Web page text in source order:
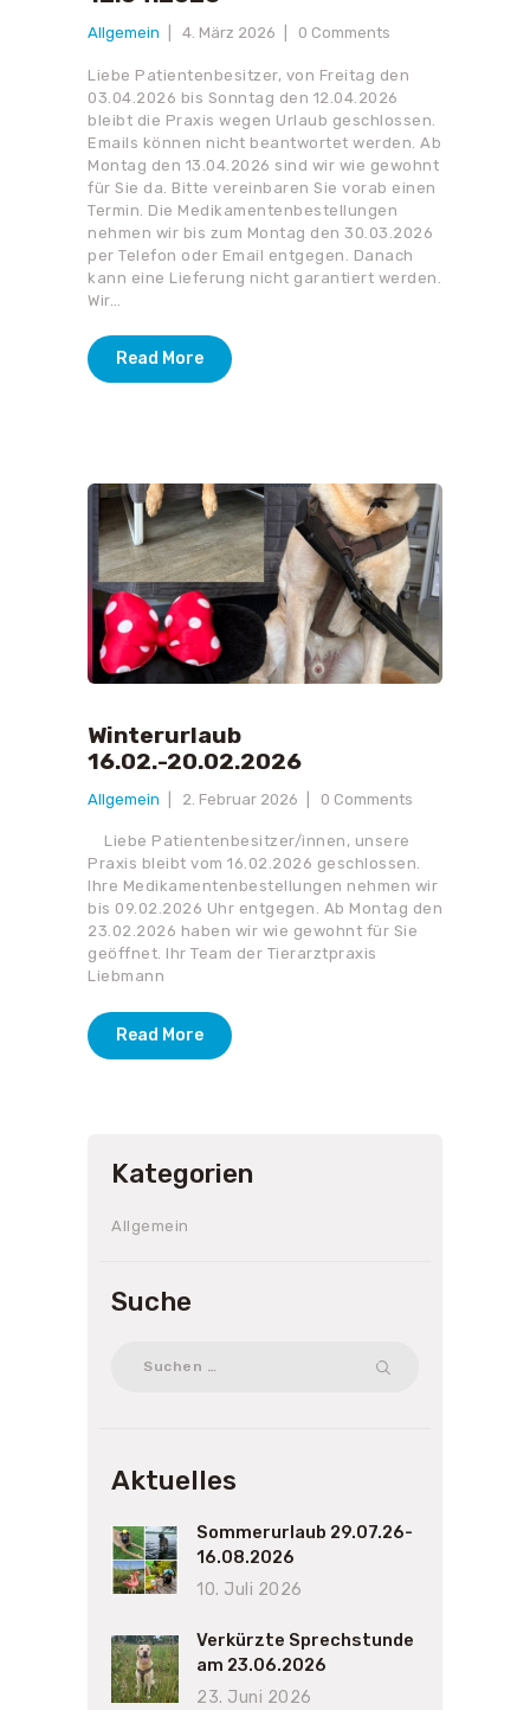
Allgemein 4. März 2026 0 Comments
Liebe Patientenbesitzer, von Freitag den
03.04.2026 bis Sonntag den 12.04.2026
bleibt die Praxis wegen Urlaub geschlossen.
Emails können nicht beantwortet werden. Ab
Montag den 13.04.2026 sind wir wie gewohnt
für Sie da. Bitte vereinbaren Sie vorab einen
Termin. Die Medikamentenbestellungen
nehmen wir bis zum Montag den 30.03.2026
per Telefon oder Email entgegen. Danach
kann eine Lieferung nicht garantiert werden.
Wir…
Read More
Winterurlaub
16.02.-20.02.2026
Allgemein 2. Februar 2026 0 Comments
Liebe Patientenbesitzer/innen, unsere
Praxis bleibt vom 16.02.2026 geschlossen.
Ihre Medikamentenbestellungen nehmen wir
bis 09.02.2026 Uhr entgegen. Ab Montag den
23.02.2026 haben wir wie gewohnt für Sie
geöffnet. Ihr Team der Tierarztpraxis
Liebmann
Read More
Kategorien
Allgemein
Suche
nach:
Aktuelles
Sommerurlaub 29.07.26-
16.08.2026
10. Juli 2026
Verkürzte Sprechstunde
am 23.06.2026
23. Juni 2026